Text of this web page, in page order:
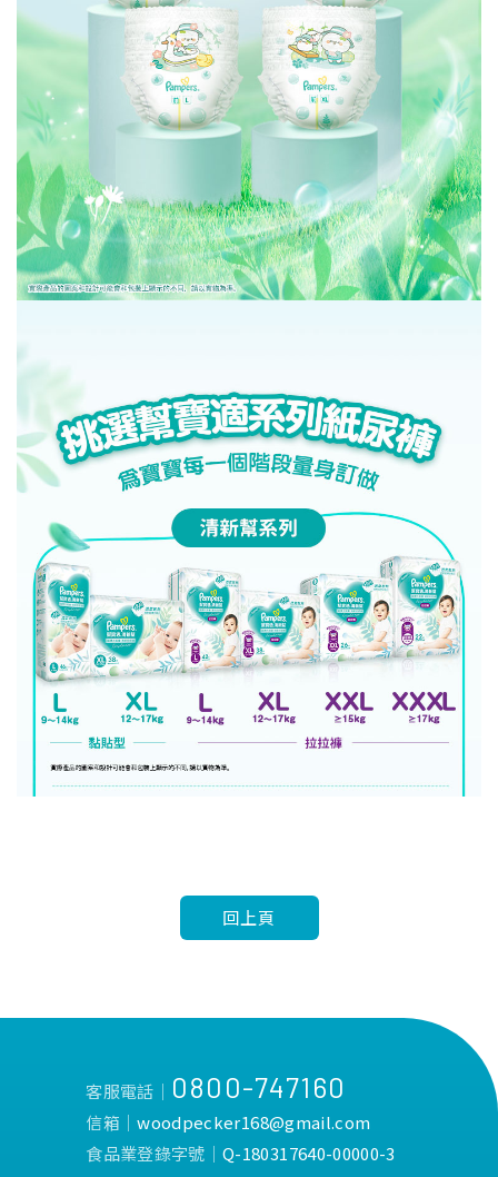
回上頁
客服電話│ 0800-747160
信箱│woodpecker168@gmail.com
食品業登錄字號│Q-180317640-00000-3